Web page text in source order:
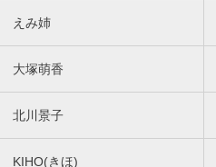
えみ姉
大塚萌香
北川景子
KIHO(きほ)